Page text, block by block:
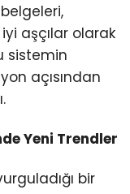
aşçılar olarak
sistemin
açısından
Yeni Trendler
bir